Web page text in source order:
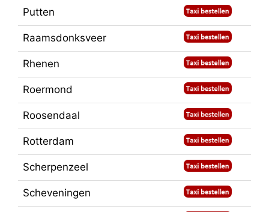
Putten
Raamsdonksveer
Rhenen
Roermond
Roosendaal
Rotterdam
Scherpenzeel
Scheveningen